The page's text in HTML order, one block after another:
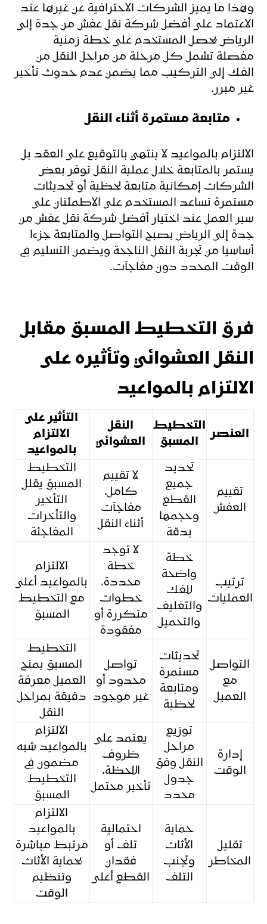
وهذا ما يميز الشركات الاحترافية عن غيرها عند
الاعتماد على أفضل شركة نقل عفش من جدة إلى
الرياض يحصل المستخدم على خطة زمنية
مفصلة تشمل كل مرحلة من مراحل النقل من
الفك إلى التركيب مما يضمن عدم حدوث تأخير
غير مبرر.
متابعة مستمرة أثناء النقل
الالتزام بالمواعيد لا ينتهي بالتوقيع على العقد بل
يستمر بالمتابعة خلال عملية النقل توفر بعض
الشركات إمكانية متابعة لحظية أو تحديثات
مستمرة تساعد المستخدم على الاطمئنان على
سير العمل عند اختيار أفضل شركة نقل عفش من
جدة إلى الرياض يصبح التواصل والمتابعة جزءا
أساسيا من تجربة النقل الناجحة ويضمن التسليم في
الوقت المحدد دون مفاجآت.
فرق التخطيط المسبق مقابل
النقل العشوائي وتأثيره على
الالتزام بالمواعيد
العنصر
التخطيط
المسبق
النقل
العشوائي
التأثير على
الالتزام
بالمواعيد
تقييم
العفش
تحديد
جميع
القطع
وحجمها
بدقة
لا تقييم
كامل،
مفاجآت
أثناء النقل
التخطيط
المسبق يقلل
التأخير
والتأخرات
المفاجئة
ترتيب
العمليات
خطة
واضحة
للفك
والتغليف
والتحميل
لا توجد
خطة
محددة،
خطوات
متكررة أو
مفقودة
الالتزام
بالمواعيد أعلى
مع التخطيط
المسبق
التواصل
مع
العميل
تحديثات
مستمرة
ومتابعة
لحظية
تواصل
محدود أو
غير موجود
التخطيط
المسبق يمنح
العميل معرفة
دقيقة بمراحل
النقل
إدارة
الوقت
توزيع
مراحل
النقل وفق
جدول
محدد
يعتمد على
ظروف
اللحظة،
تأخير محتمل
الالتزام
بالمواعيد شبه
مضمون في
التخطيط
المسبق
تقليل
المخاطر
حماية
الأثاث
وتجنب
التلف
احتمالية
تلف أو
فقدان
القطع أعلى
الالتزام
بالمواعيد
مرتبط مباشرة
بحماية الأثاث
وتنظيم
الوقت